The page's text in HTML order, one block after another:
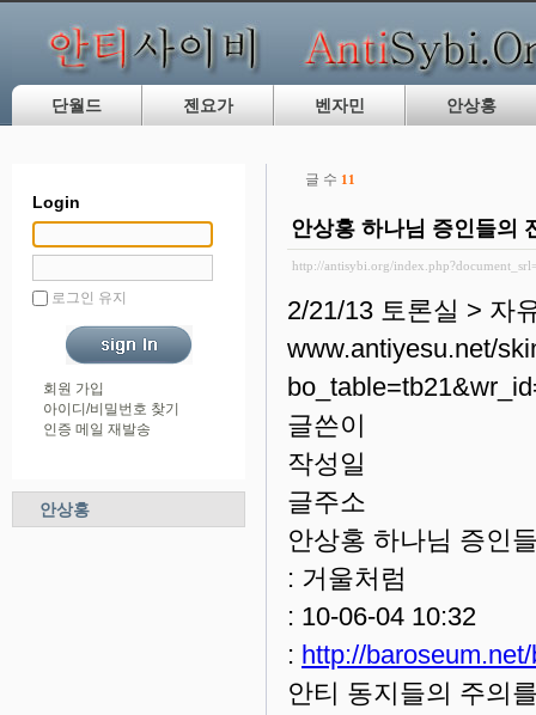
단월드 젠요가 벤자민 안상홍
Login
로그인 유지
회원 가입
아이디/비밀번호 찾기
인증 메일 재발송
안상홍
글 수 11
안상홍 하나님 증인들의
http://antisybi.org/
2/21/13 토론실 > 자
www.antiyesu.net/
글쓴이
작성일
글주소
안상홍 하나님 증인
: 거울처럼
: 10-06-04 10:32
: http://
안티 동지들의 주의